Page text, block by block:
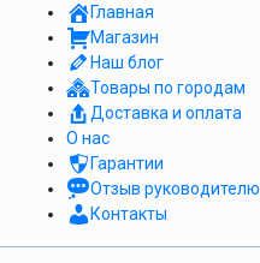
Главная
Магазин
Наш блог
Товары по городам
Доставка и оплата
О нас
Гарантии
Отзыв руководителю
Контакты